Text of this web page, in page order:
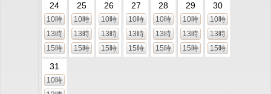
24
10時
13時
15時
25
10時
13時
15時
26
10時
13時
15時
27
10時
13時
15時
28
10時
13時
15時
29
10時
13時
15時
30
10時
13時
15時
31
10時